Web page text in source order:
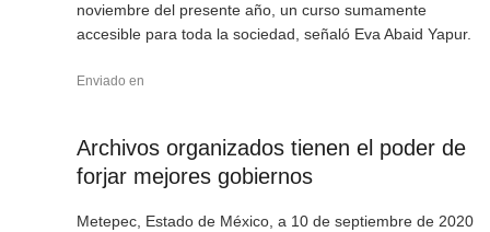
noviembre del presente año, un curso sumamente
accesible para toda la sociedad, señaló Eva Abaid Yapur.
Enviado en
Archivos organizados tienen el poder de
forjar mejores gobiernos
Metepec, Estado de México, a 10 de septiembre de 2020